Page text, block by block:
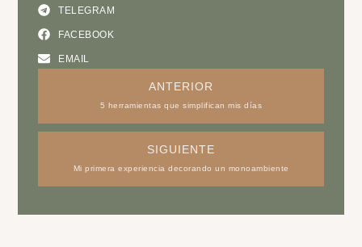
TELEGRAM
FACEBOOK
EMAIL
ANTERIOR
5 herramientas que simplifican mis días
SIGUIENTE
Mi primera experiencia decorando un monoambiente